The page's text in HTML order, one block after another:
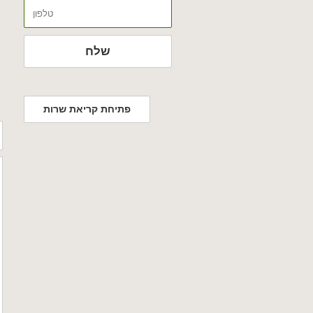
טלפון
שלח
פתיחת קריאת שרות